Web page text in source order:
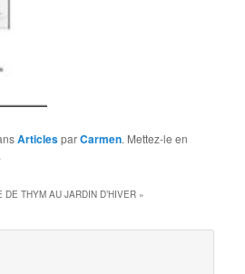
ArticlesparCarmen. Mettez-le en
DE THYM AU JARDIN D’HIVER »